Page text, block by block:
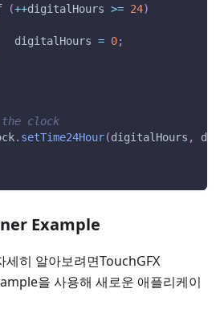
(++digitalHours >= 24)
digitalHours
= 0;
clock
. setTime24Hour(digitalHours ,
Example
히 알아보려면TouchGFX
을 사용해 새로운 애플리케이